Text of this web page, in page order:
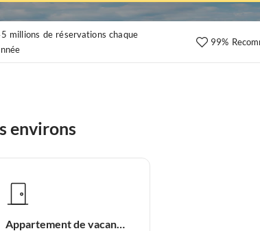
millions de réservations chaque
99%
environs
Appartement de vacances